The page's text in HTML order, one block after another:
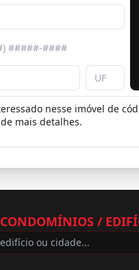
CONDOMÍNIOS /